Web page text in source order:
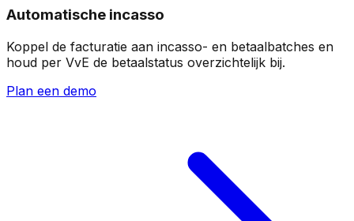
Automatische incasso
Koppel de facturatie aan incasso- en betaalbatches en
houd per VvE de betaalstatus overzichtelijk bij.
Plan een demo